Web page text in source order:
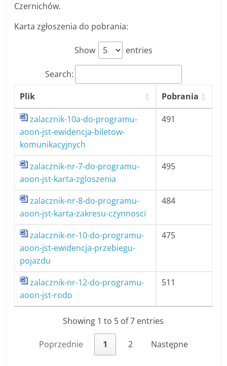
Czernichów.
Karta zgłoszenia do pobrania:
Show entries
Search:
Plik
Pobrania
zalacznik-10a-do-programu-
aoon-jst-ewidencja-biletow-
komunikacyjnych
491
zalacznik-nr-7-do-programu-
aoon-jst-karta-zgloszenia
495
zalacznik-nr-8-do-programu-
aoon-jst-karta-zakresu-czynnosci
484
zalacznik-nr-10-do-programu-
aoon-jst-ewidencja-przebiegu-
pojazdu
475
zalacznik-nr-12-do-programu-
aoon-jst-rodo
511
Showing 1 to 5 of 7 entries
Poprzednie 1 2 Następne